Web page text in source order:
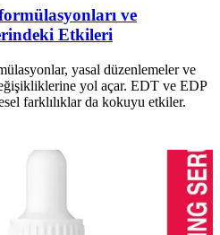
ve
Etkileri
yasal düzenlemeler ve
yol açar. EDT ve EDP
farklılıklar da kokuyu etkiler.